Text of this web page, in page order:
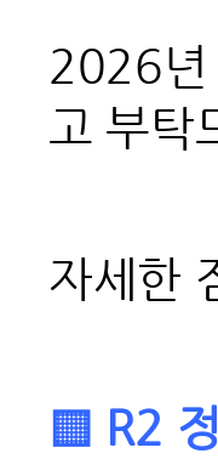
2026
고 부탁
자세한
▒ R2